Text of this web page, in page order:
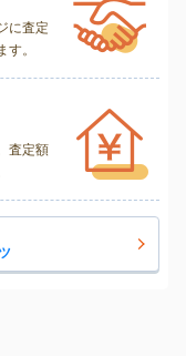
に査定
。
査定額